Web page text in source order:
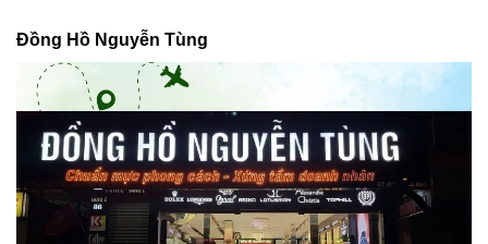
Đồng Hồ Nguyễn Tùng